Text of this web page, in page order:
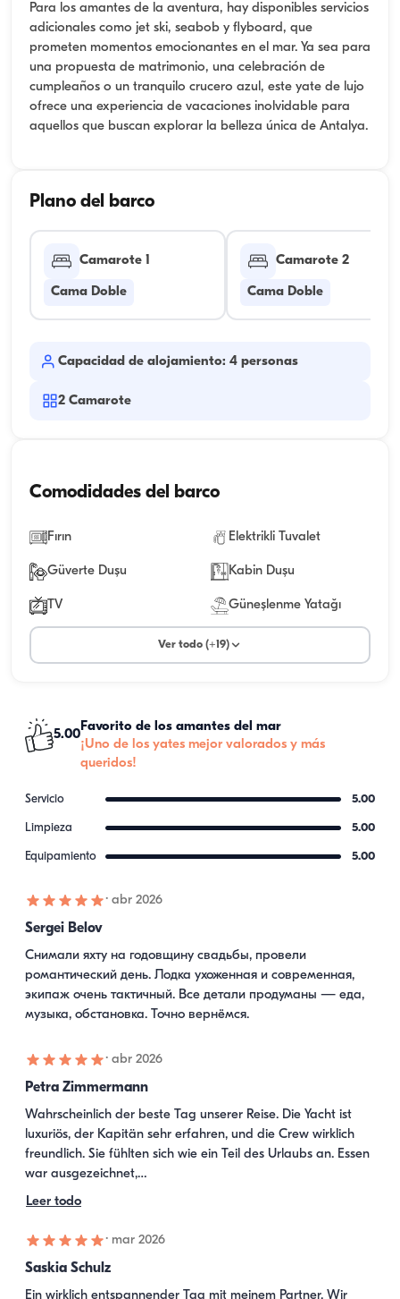
Para los amantes de la aventura, hay disponibles servicios
adicionales como jet ski, seabob y flyboard, que
prometen momentos emocionantes en el mar. Ya sea para
una propuesta de matrimonio, una celebración de
cumpleaños o un tranquilo crucero azul, este yate de lujo
ofrece una experiencia de vacaciones inolvidable para
aquellos que buscan explorar la belleza única de Antalya.
Plano del barco
Camarote 1
Cama Doble
Camarote 2
Cama Doble
Capacidad de alojamiento: 4 personas
2 Camarote
Comodidades del barco
Fırın Elektrikli Tuvalet
Güverte Duşu Kabin Duşu
TV Güneşlenme Yatağı
Ver todo (+19)
5.00
Favorito de los amantes del mar
¡Uno de los yates mejor valorados y más
queridos!
Servicio 5.00
Limpieza 5.00
Equipamiento 5.00
· abr 2026
Sergei Belov
Снимали яхту на годовщину свадьбы, провели
романтический день. Лодка ухоженная и современная,
экипаж очень тактичный. Все детали продуманы — еда,
музыка, обстановка. Точно вернёмся.
· abr 2026
Petra Zimmermann
Wahrscheinlich der beste Tag unserer Reise. Die Yacht ist
luxuriös, der Kapitän sehr erfahren, und die Crew wirklich
freundlich. Sie fühlten sich wie ein Teil des Urlaubs an. Essen
war ausgezeichnet,…
Leer todo
· mar 2026
Saskia Schulz
Ein wirklich entspannender Tag mit meinem Partner. Wir